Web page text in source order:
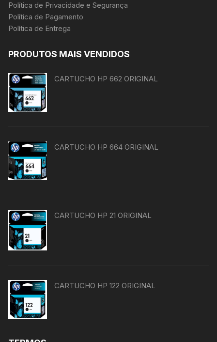
Política de Privacidade e Segurança
Política de Pagamento
Política de Entrega
PRODUTOS MAIS VENDIDOS
CARTUCHO HP 662 ORIGINAL
CARTUCHO HP 664 ORIGINAL
CARTUCHO HP 21 ORIGINAL
CARTUCHO HP 122 ORIGINAL